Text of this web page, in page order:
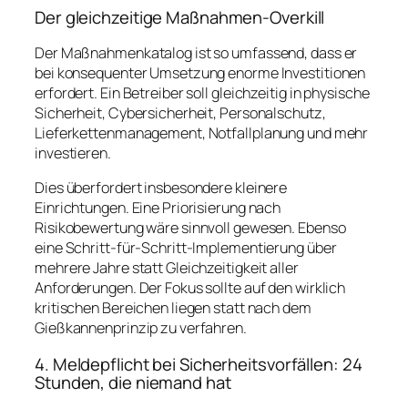
Der gleichzeitige Maßnahmen-Overkill
Der Maßnahmenkatalog ist so umfassend, dass er
bei konsequenter Umsetzung enorme Investitionen
erfordert. Ein Betreiber soll gleichzeitig in physische
Sicherheit, Cybersicherheit, Personalschutz,
Lieferkettenmanagement, Notfallplanung und mehr
investieren.
Dies überfordert insbesondere kleinere
Einrichtungen. Eine Priorisierung nach
Risikobewertung wäre sinnvoll gewesen. Ebenso
eine Schritt-für-Schritt-Implementierung über
mehrere Jahre statt Gleichzeitigkeit aller
Anforderungen. Der Fokus sollte auf den wirklich
kritischen Bereichen liegen statt nach dem
Gießkannenprinzip zu verfahren.
4. Meldepflicht bei Sicherheitsvorfällen: 24
Stunden, die niemand hat